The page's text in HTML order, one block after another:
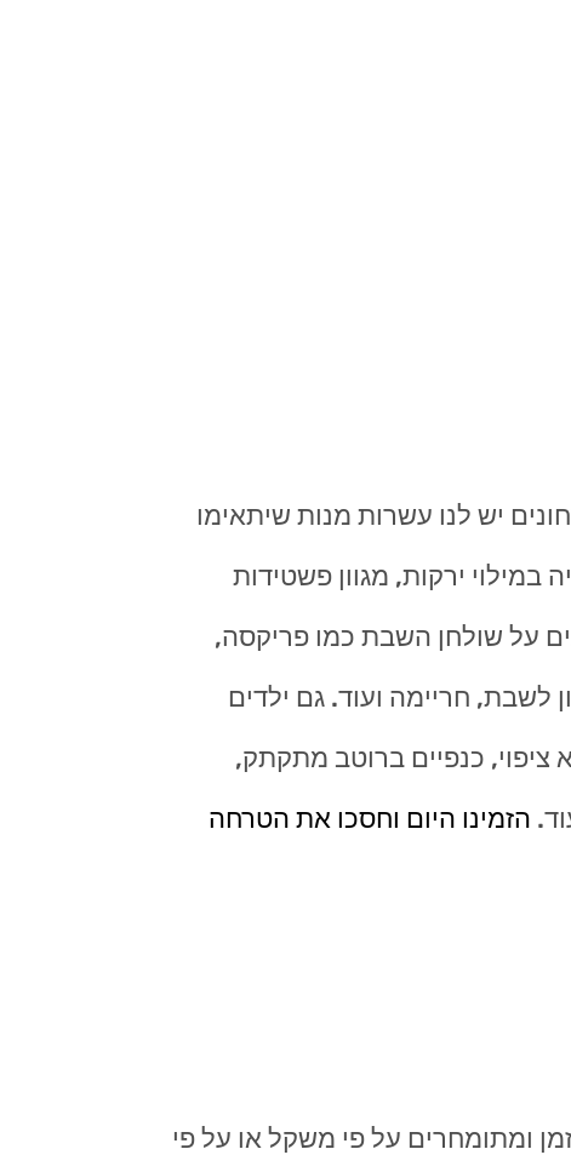
יש לנו עשרות מנות שיתאימו
במילוי ירקות, מגוון פשטידות
על שולחן השבת כמו פריקסה,
לשבת, חריימה ועוד. גם ילדים
ציפוי, כנפיים ברוטב מתקתק,
הזמינו היום וחסכו את הטרחה
ומתומחרים על פי משקל או על פי